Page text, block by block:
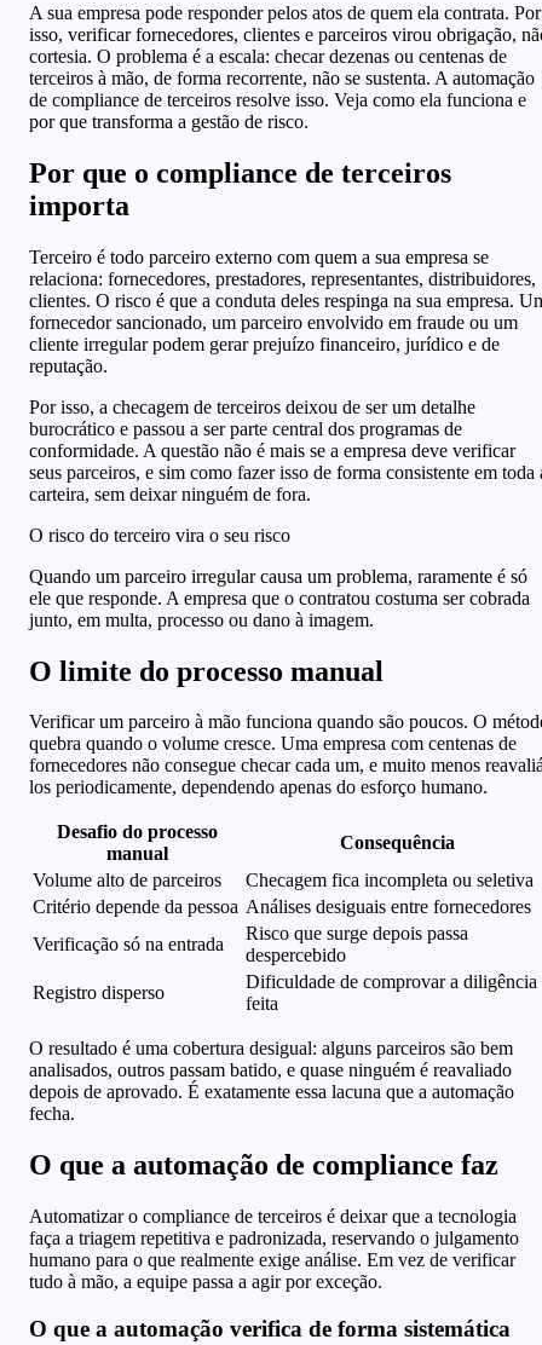
A sua empresa pode responder pelos atos de quem ela contrata. Por
isso, verificar fornecedores, clientes e parceiros virou obrigação,
cortesia. O problema é a escala: checar dezenas ou centenas de
terceiros à mão, de forma recorrente, não se sustenta. A automação
de compliance de terceiros resolve isso. Veja como ela funciona e
por que transforma a gestão de risco.
Por que o compliance de terceiros
importa
Terceiro é todo parceiro externo com quem a sua empresa se
relaciona: fornecedores, prestadores, representantes, distribuidores,
clientes. O risco é que a conduta deles respinga na sua empresa.
fornecedor sancionado, um parceiro envolvido em fraude ou um
cliente irregular podem gerar prejuízo financeiro, jurídico e de
reputação.
Por isso, a checagem de terceiros deixou de ser um detalhe
burocrático e passou a ser parte central dos programas de
conformidade. A questão não é mais se a empresa deve verificar
seus parceiros, e sim como fazer isso de forma consistente em toda
carteira, sem deixar ninguém de fora.
O risco do terceiro vira o seu risco
Quando um parceiro irregular causa um problema, raramente é só
ele que responde. A empresa que o contratou costuma ser cobrada
junto, em multa, processo ou dano à imagem.
O limite do processo manual
Verificar um parceiro à mão funciona quando são poucos. O
quebra quando o volume cresce. Uma empresa com centenas de
fornecedores não consegue checar cada um, e muito menos
los periodicamente, dependendo apenas do esforço humano.
Desafio do processo
manual
Consequência
Volume alto de parceiros
Checagem fica incompleta ou seletiva
Critério depende da pessoa Análises desiguais entre fornecedores
Verificação só na entrada
Risco que surge depois passa
despercebido
Registro disperso
Dificuldade de comprovar a diligência
feita
O resultado é uma cobertura desigual: alguns parceiros são bem
analisados, outros passam batido, e quase ninguém é reavaliado
depois de aprovado. É exatamente essa lacuna que a automação
fecha.
O que a automação de compliance faz
Automatizar o compliance de terceiros é deixar que a tecnologia
faça a triagem repetitiva e padronizada, reservando o julgamento
humano para o que realmente exige análise. Em vez de verificar
tudo à mão, a equipe passa a agir por exceção.
O que a automação verifica de forma sistemática